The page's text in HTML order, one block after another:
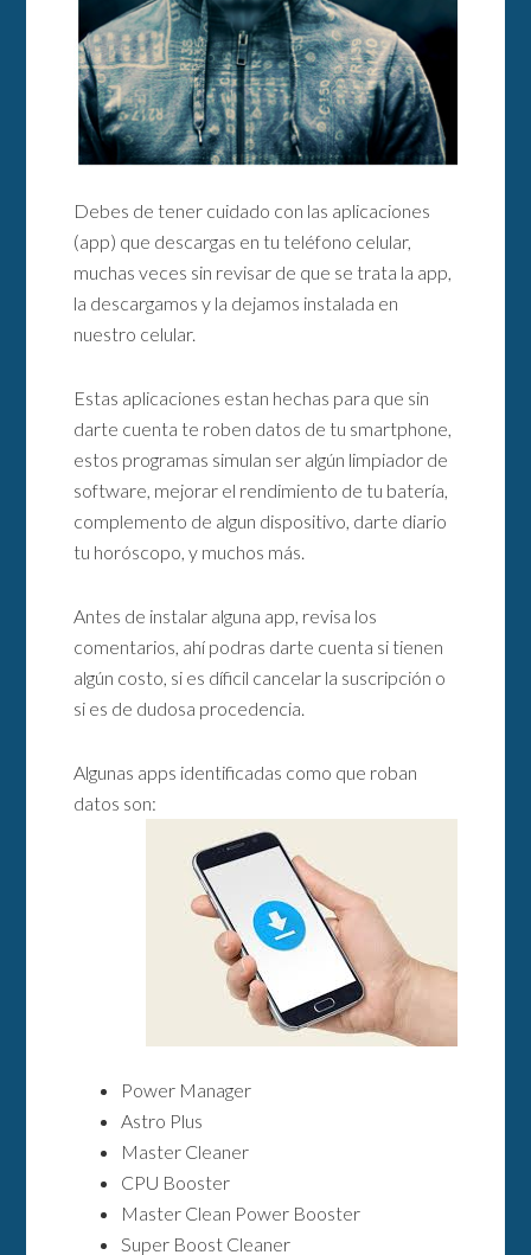
Debes de tener cuidado con las aplicaciones
(app) que descargas en tu teléfono celular,
muchas veces sin revisar de que se trata la app,
la descargamos y la dejamos instalada en
nuestro celular.
Estas aplicaciones estan hechas para que sin
darte cuenta te roben datos de tu smartphone,
estos programas simulan ser algún limpiador de
software, mejorar el rendimiento de tu batería,
complemento de algun dispositivo, darte diario
tu horóscopo, y muchos más.
Antes de instalar alguna app, revisa los
comentarios, ahí podras darte cuenta si tienen
algún costo, si es díficil cancelar la suscripción o
si es de dudosa procedencia.
Algunas apps identificadas como que roban
datos son:
Power Manager
Astro Plus
Master Cleaner
CPU Booster
Master Clean Power Booster
Super Boost Cleaner